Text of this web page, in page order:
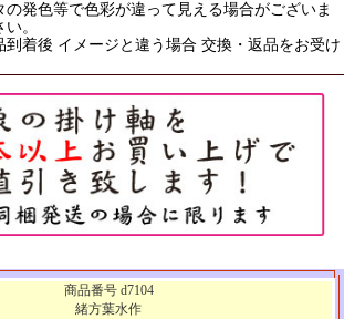
発色等で色彩が違って見える場合がございま
。
到着後 イメージと違う場合 交換・返品をお受け
商品番号 d7104
緒方葉水作